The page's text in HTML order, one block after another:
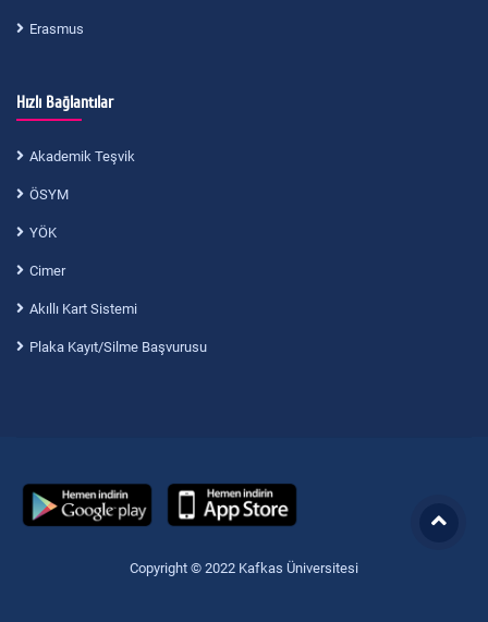
Erasmus
Hızlı Bağlantılar
Akademik Teşvik
ÖSYM
YÖK
Cimer
Akıllı Kart Sistemi
Plaka Kayıt/Silme Başvurusu
Copyright © 2022 Kafkas Üniversitesi